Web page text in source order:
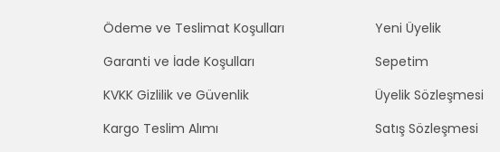
Ödeme ve Teslimat Koşulları
Garanti ve İade Koşulları
KVKK Gizlilik ve Güvenlik
Kargo Teslim Alımı
Yeni Üyelik
Sepetim
Üyelik Sözleşmesi
Satış Sözleşmesi